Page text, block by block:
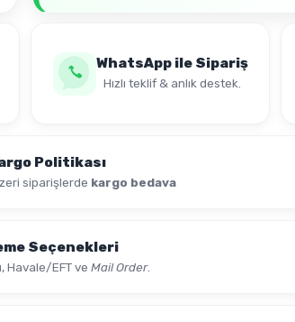
WhatsApp ile Sipariş
Hızlı teklif & anlık destek.
Politikası
siparişlerde kargo bedava
Seçenekleri
Havale/EFT ve Mail Order.